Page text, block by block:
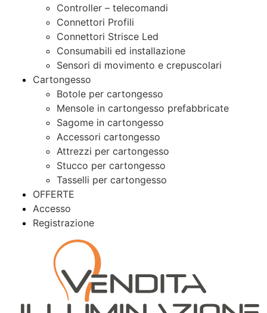
Controller – telecomandi
Connettori Profili
Connettori Strisce Led
Consumabili ed installazione
Sensori di movimento e crepuscolari
Cartongesso
Botole per cartongesso
Mensole in cartongesso prefabbricate
Sagome in cartongesso
Accessori cartongesso
Attrezzi per cartongesso
Stucco per cartongesso
Tasselli per cartongesso
OFFERTE
Accesso
Registrazione